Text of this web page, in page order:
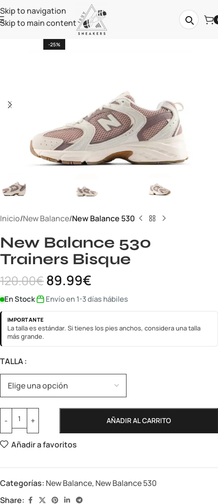
Skip to navigation
Skip to main content
-25%
Inicio New Balance New Balance 530
New Balance 530
Trainers Bisque
120.00€89.99€
En Stock Envío en 1-3 días hábiles
IMPORTANTE
La talla es estándar. Si tienes los pies anchos, considera una talla
más grande.
TALLA
AÑADIR AL CARRITO
Añadir a favoritos
Categorías: New Balance, New Balance 530
Share: